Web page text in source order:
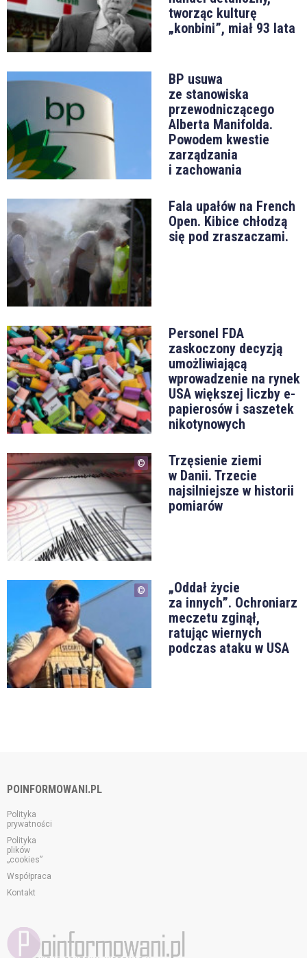
tworząc kulturę
„konbini”, miał 93 lata
BP usuwa
ze stanowiska
przewodniczącego
Alberta Manifolda.
Powodem kwestie
zarządzania
i zachowania
Fala upałów na French
Open. Kibice chłodzą
się pod zraszaczami.
Personel FDA
zaskoczony decyzją
umożliwiającą
wprowadzenie na rynek
USA większej liczby e-
papierosów i saszetek
nikotynowych
Trzęsienie ziemi
w Danii. Trzecie
najsilniejsze w historii
pomiarów
„Oddał życie
za innych”. Ochroniarz
meczetu zginął,
ratując wiernych
podczas ataku w USA
POINFORMOWANI.PL
Polityka
prywatności
Polityka
plików
„cookies”
Współpraca
Kontakt